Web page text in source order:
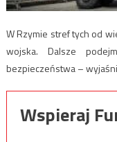
W Rzymie stref tych od
wojska. Dalsze
bezpieczeństwa –
Wspieraj